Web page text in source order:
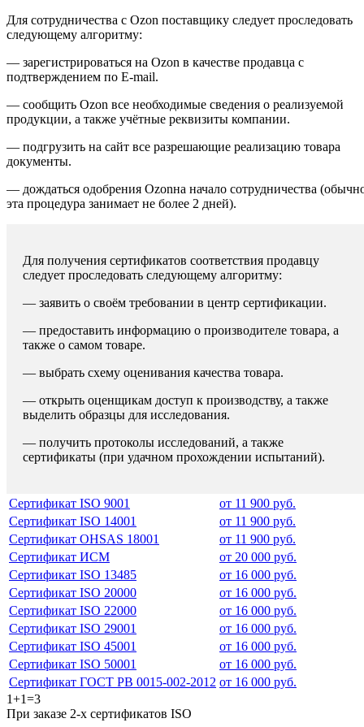
Для сотрудничества с Ozon поставщику следует проследовать
следующему алгоритму:
— зарегистрироваться на Ozon в качестве продавца с
подтверждением по E-mail.
— сообщить Ozon все необходимые сведения о реализуемой
продукции, а также учётные реквизиты компании.
— подгрузить на сайт все разрешающие реализацию товара
документы.
— дождаться одобрения Ozonна начало сотрудничества
эта процедура занимает не более 2 дней).
Для получения сертификатов соответствия продавцу
следует проследовать следующему алгоритму:
— заявить о своём требовании в центр сертификации.
— предоставить информацию о производителе товара, а
также о самом товаре.
— выбрать схему оценивания качества товара.
— открыть оценщикам доступ к производству, а также
выделить образцы для исследования.
— получить протоколы исследований, а также
сертификаты (при удачном прохождении испытаний).
Сертификат ISO 9001
от 11 900 руб.
Сертификат ISO 14001
от 11 900 руб.
Сертификат OHSAS 18001
от 11 900 руб.
Сертификат ИСМ
от 20 000 руб.
Сертификат ISO 13485
от 16 000 руб.
Сертификат ISO 20000
от 16 000 руб.
Сертификат ISO 22000
от 16 000 руб.
Сертификат ISO 29001
от 16 000 руб.
Сертификат ISO 45001
от 16 000 руб.
Сертификат ISO 50001
от 16 000 руб.
Сертификат ГОСТ РВ 0015-002-2012 от 16 000 руб.
1+1=3
При заказе 2-х сертификатов ISO